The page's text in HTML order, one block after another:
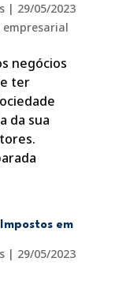
| 29/05/2023
empresarial
negócios
ter
da sua
em
| 29/05/2023